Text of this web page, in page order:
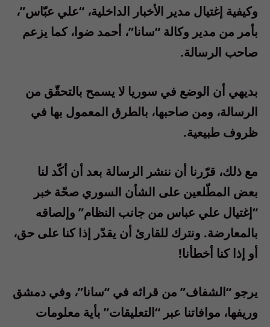
وكيفية إغتيال مدير الأخبار الداخلية، “علي عبّاس”،
بأمر من مدير وكالة “سانا”، أحمد ضوا، كما يزعم
صاحب الرسالة.
بديهي أن الوضع في سوريا لا يسمح بالتحقّق من
الرسالة، ومن صاحبها، بالطرق المعمول بها في
ظروف طبيعية.
مع ذلك، قرّرنا أن ننشر الرسالة بعد أن أكّد لنا
بعض المطّلعين على الشأن السوري صحّة خبر
“إغتيال علي عباس من جانب النظام” وإلصاقه
بالمعارضة. ونترك للقارئ أن يقدّر إذا كنا على حق،
أو إذا كنا أخطأنا!
يرجو “الشفاف” من قرائه في “سانا”، وفي دمشق
وريفها، موافاتنا عبر “التعليقات” بأية معلومات